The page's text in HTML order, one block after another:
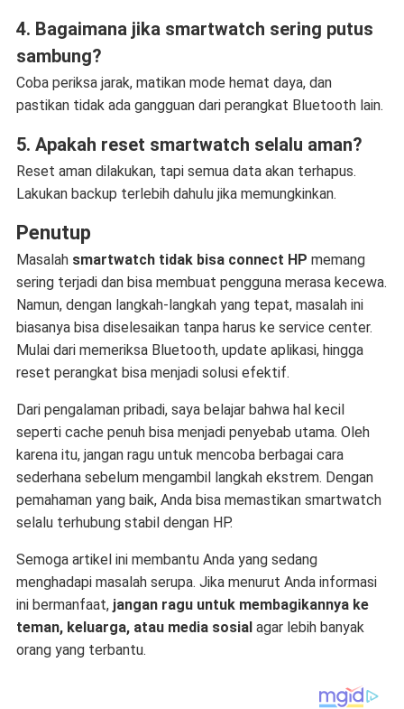
4. Bagaimana jika smartwatch sering putus
sambung?
Coba periksa jarak, matikan mode hemat daya, dan
pastikan tidak ada gangguan dari perangkat Bluetooth lain.
5. Apakah reset smartwatch selalu aman?
Reset aman dilakukan, tapi semua data akan terhapus.
Lakukan backup terlebih dahulu jika memungkinkan.
Penutup
Masalah smartwatch tidak bisa connect HP memang
sering terjadi dan bisa membuat pengguna merasa kecewa.
Namun, dengan langkah-langkah yang tepat, masalah ini
biasanya bisa diselesaikan tanpa harus ke service center.
Mulai dari memeriksa Bluetooth, update aplikasi, hingga
reset perangkat bisa menjadi solusi efektif.
Dari pengalaman pribadi, saya belajar bahwa hal kecil
seperti cache penuh bisa menjadi penyebab utama. Oleh
karena itu, jangan ragu untuk mencoba berbagai cara
sederhana sebelum mengambil langkah ekstrem. Dengan
pemahaman yang baik, Anda bisa memastikan smartwatch
selalu terhubung stabil dengan HP.
Semoga artikel ini membantu Anda yang sedang
menghadapi masalah serupa. Jika menurut Anda informasi
ini bermanfaat, jangan ragu untuk membagikannya ke
teman, keluarga, atau media sosialagar lebih banyak
orang yang terbantu.